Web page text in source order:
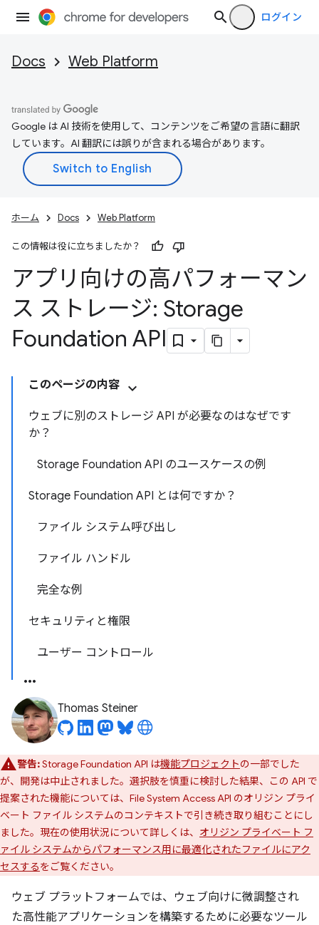
ログイン
Docs Web Platform
Google は AI 技術を使用して、コンテンツをご希望の言語に翻訳
しています。AI 翻訳には誤りが含まれる場合があります。
ホーム Docs Web Platform
この情報は役に立ちましたか？
アプリ向けの高パフォーマン
ス ストレージ: Storage
Foundation API
このページの内容
ウェブに別のストレージ API が必要なのはなぜです
か？
Storage Foundation API のユースケースの例
Storage Foundation API とは何ですか？
ファイル システム呼び出し
ファイル ハンドル
完全な例
セキュリティと権限
ユーザー コントロール
Thomas Steiner
警告:Storage Foundation API は機能プロジェクトの一部でした
が、開発は中止されました。選択肢を慎重に検討した結果、この API で
提案された機能については、File System Access API のオリジン プライ
ベート ファイル システムのコンテキストで引き続き取り組むことにし
ました。現在の使用状況について詳しくは、 オリジン プライベート フ
ァイル システムからパフォーマンス用に最適化されたファイルにアク
セスするをご覧ください。
ウェブ プラットフォームでは、ウェブ向けに微調整され
た高性能アプリケーションを構築するために必要なツール